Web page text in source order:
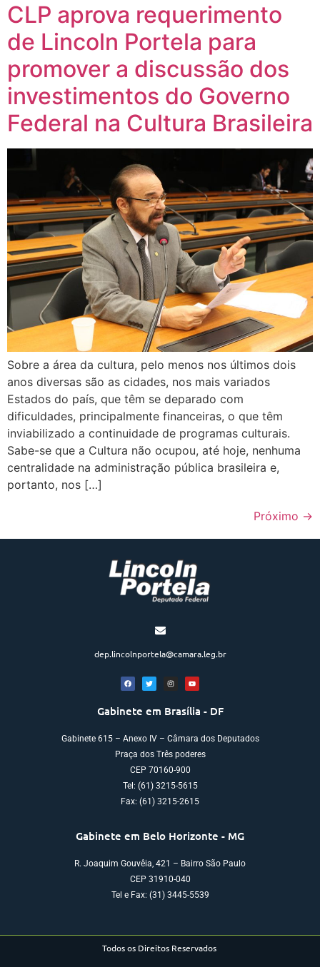
CLP aprova requerimento
de Lincoln Portela para
promover a discussão dos
investimentos do Governo
Federal na Cultura Brasileira
Sobre a área da cultura, pelo menos nos últimos dois
anos diversas são as cidades, nos mais variados
Estados do país, que têm se deparado com
dificuldades, principalmente financeiras, o que têm
inviabilizado a continuidade de programas culturais.
Sabe-se que a Cultura não ocupou, até hoje, nenhuma
centralidade na administração pública brasileira e,
portanto, nos […]
Próximo →
dep.lincolnportela@camara.leg.br
Gabinete em Brasília - DF
Gabinete 615 – Anexo IV – Câmara dos Deputados
Praça dos Três poderes
CEP 70160-900
Tel: (61) 3215-5615
Fax: (61) 3215-2615
Gabinete em Belo Horizonte - MG
R. Joaquim Gouvêia, 421 – Bairro São Paulo
CEP 31910-040
Tel e Fax: (31) 3445-5539
Todos os Direitos Reservados